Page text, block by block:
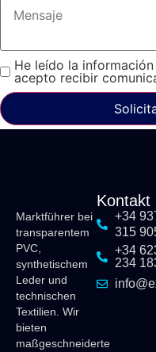
He leído la
acepto recibir
Marktführer bei
transparentem
PVC,
synthetischem
Leder und
technischen
Textilien. Wir
bieten
maßgeschneiderte
Kontakt
+34
315
+34
234